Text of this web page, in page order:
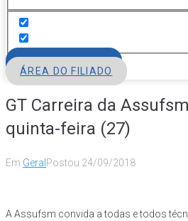
ÁREA DO FILIADO
GT Carreira da
quinta-feira (27)
Em Geral Postou 24/09/2018
A Assufsm convida a todas e todos